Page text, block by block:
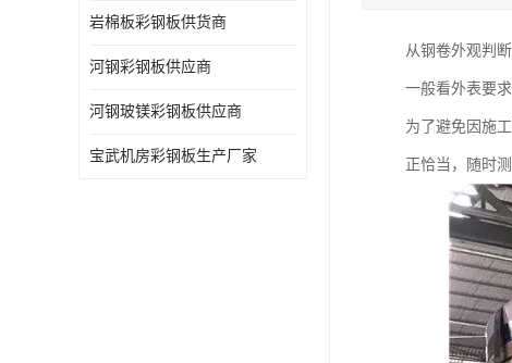
岩棉板彩钢板供货商
河钢彩钢板供应商
河钢玻镁彩钢板供应商
宝武机房彩钢板生产厂家
从钢卷外观判断
一般看外表要
为了避免因施
正恰当，随时